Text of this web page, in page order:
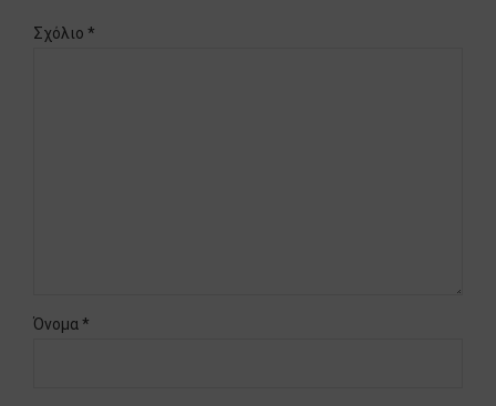
Σχόλιο *
Όνομα *